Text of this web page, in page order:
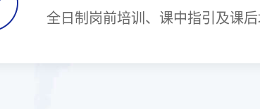
全日制岗前培训、课中指引及课后